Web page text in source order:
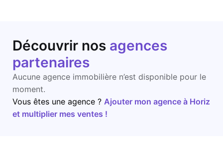
Découvrir nos agences
partenaires
Aucune agence immobilière n’est disponible pour le
moment.
Vous êtes une agence ? Ajouter mon agence à Horiz
et multiplier mes ventes !